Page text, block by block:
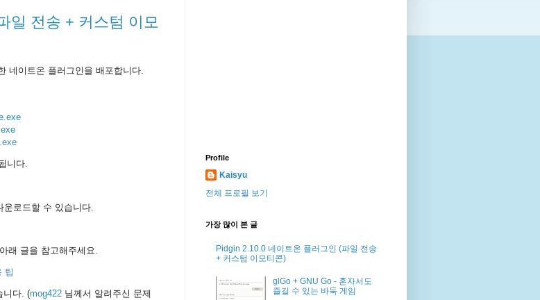
일 전송 + 커스텀 이모
네이트온 플러그인을 배포합니다.
니다.
로드할 수 있습니다.
래 글을 참고해주세요.
팁
니다. (mog422 님께서 알려주신 문제
Profile
Kaisyu
전체 프로필 보기
가장 많이 본 글
Pidgin 2.10.0 네이트온 플러그인 (파일 전송
+ 커스텀 이모티콘)
glGo + GNU Go - 혼자서도
즐길 수 있는 바둑 게임